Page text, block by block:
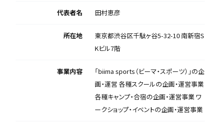
代表者名 田村恵彦
所在地
東京都渋谷区千駄ヶ谷5-32-10 南新宿S
Kビル7階
事業内容
「biima sports（ビーマ・スポーツ）」の企
画・運営 各種スクールの企画・運営事業
各種キャンプ・合宿の企画・運営事業 ワ
ークショップ・イベントの企画・運営事業